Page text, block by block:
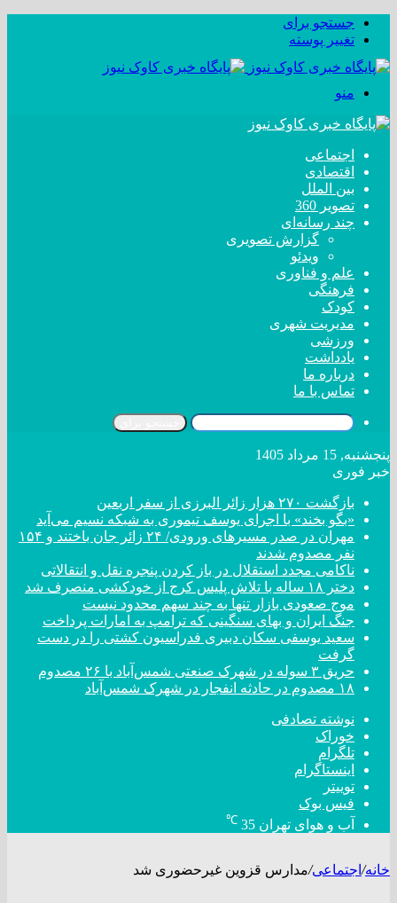
جستجو برای
تغییر پوسته
منو
اجتماعی
اقتصادی
بین الملل
تصویر 360
چند رسانه‌ای
گزارش تصویری
ویدئو
علم و فناوری
فرهنگی
کودک
مدیریت شهری
ورزشی
یادداشت
درباره ما
تماس با ما
پنجشنبه, 15 مرداد 1405
خبر فوری
بازگشت ۲۷۰ هزار زائر البرزی از سفر اربعین
«بگو بخند» با اجرای یوسف تیموری به شبکه نسیم می‌آید
مهران در صدر مسیر‌های ورودی/ ۲۴ زائر جان باختند و ۱۵۴
نفر مصدوم شدند
ناکامی مجدد استقلال در باز کردن پنجره نقل و انتقالاتی
دختر ‌۱۸‌ ‌ساله‌ با تلاش پلیس کرج از خودکشی منصرف شد
موج صعودی بازار تنها به چند سهم محدود نیست
جنگ ایران و بهای سنگینی که ترامپ به امارات پرداخت
سعید یوسفی سکان دبیری فدراسیون کشتی را در دست
گرفت
حریق ۳ سوله در شهرک صنعتی شمس‌آباد با ۲۶ مصدوم
۱۸ مصدوم در حادثه انفجار در شهرک شمس‌آباد
نوشته تصادفی
خوراک
تلگرام
اینستاگرام
توییتر
فیس بوک
آب و هوای تهران 35
℃
خانه/ اجتماعی/مدارس قزوین غیرحضوری شد